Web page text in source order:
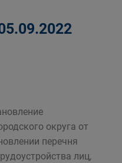
округа от
перечня
лиц,